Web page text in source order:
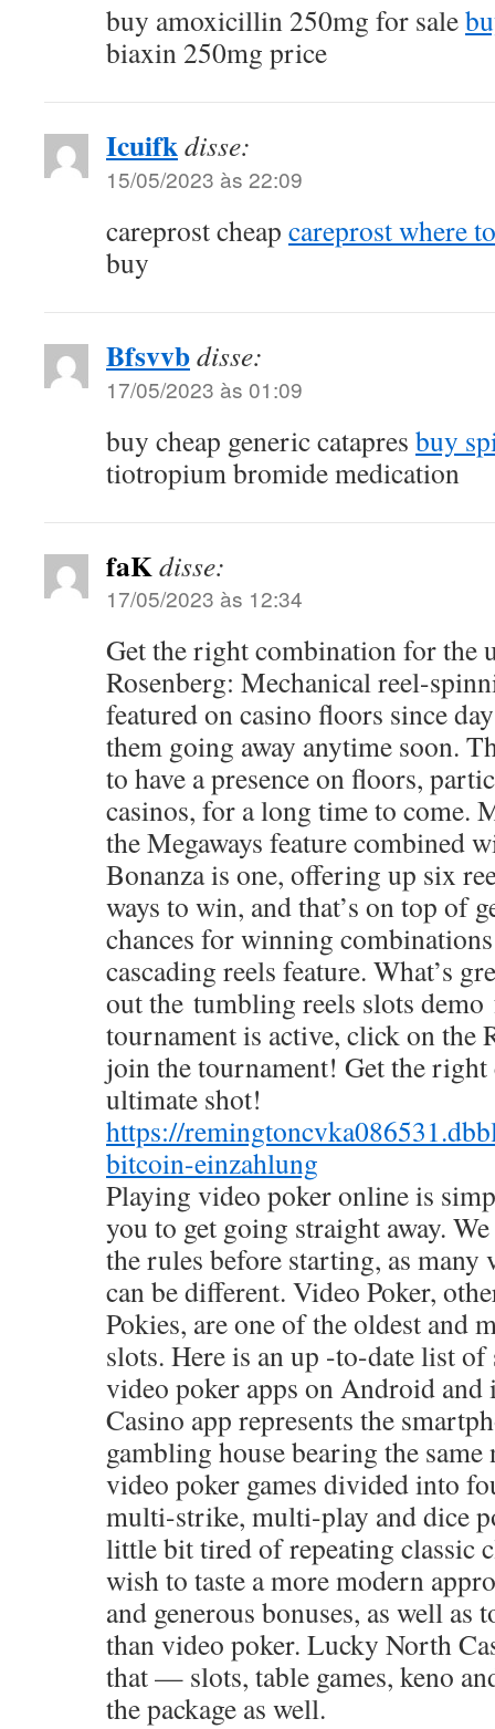
buy amoxicillin 250mg for sale
biaxin 250mg price
Icuifkdisse:
15/05/2023 às 22:09
careprost cheap careprost where
buy
Bfsvvbdisse:
17/05/2023 às 01:09
buy cheap generic catapres buy
tiotropium bromide medication
faKdisse:
17/05/2023 às 12:34
Get the right combination for the
Rosenberg: Mechanical reel-
featured on casino floors since
them going away anytime soon.
to have a presence on floors,
casinos, for a long time to come.
the Megaways feature combined
Bonanza is one, offering up six
ways to win, and that’s on top of
chances for winning
cascading reels feature. What’s
out the tumbling reels slots
tournament is active, click on the
join the tournament! Get the
ultimate shot!
https://
bitcoin-einzahlung
Playing video poker online is
you to get going straight away.
the rules before starting, as many
can be different. Video Poker,
Pokies, are one of the oldest and
slots. Here is an up -to-date list
video poker apps on Android
Casino app represents the
gambling house bearing the
video poker games divided into
multi-strike, multi-play and dice
little bit tired of repeating classic
wish to taste a more modern
and generous bonuses, as well as
than video poker. Lucky North
that — slots, table games, keno
the package as well.